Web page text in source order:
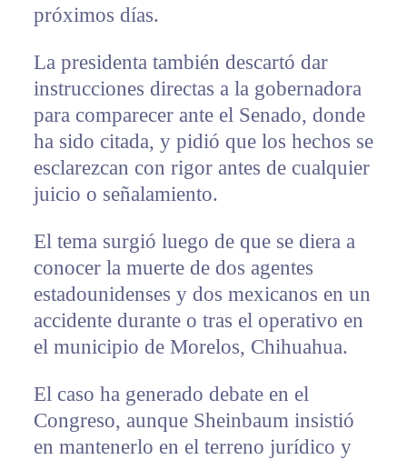
próximos días.
La presidenta también descartó dar
instrucciones directas a la gobernadora
para comparecer ante el Senado, donde
ha sido citada, y pidió que los hechos se
esclarezcan con rigor antes de cualquier
juicio o señalamiento.
El tema surgió luego de que se diera a
conocer la muerte de dos agentes
estadounidenses y dos mexicanos en un
accidente durante o tras el operativo en
el municipio de Morelos, Chihuahua.
El caso ha generado debate en el
Congreso, aunque Sheinbaum insistió
en mantenerlo en el terreno jurídico y